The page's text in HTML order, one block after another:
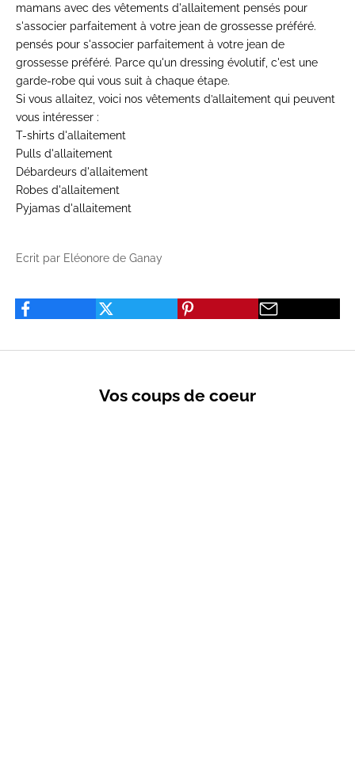
mamans avec des vêtements d'allaitement pensés pour
s'associer parfaitement à votre jean de grossesse préféré.
pensés pour s'associer parfaitement à votre jean de
grossesse préféré. Parce qu'un dressing évolutif, c'est une
garde-robe qui vous suit à chaque étape.
Si vous allaitez, voici nos vêtements d’allaitement qui peuvent
vous intéresser :
T-shirts d'allaitement
Pulls d'allaitement
Débardeurs d'allaitement
Robes d'allaitement
Pyjamas d'allaitement
Ecrit par Eléonore de Ganay
Vos coups de coeur